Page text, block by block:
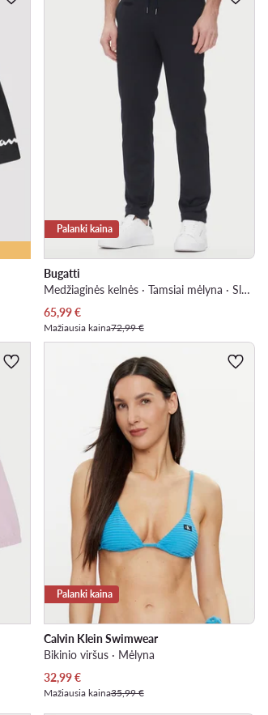
Palanki kaina
Bugatti
Medžiaginės kelnės · Tamsiai mėlyna · Slim Fit
Dabartinė kaina
65,99€
Mažiausia kaina72,99 €
Palanki kaina
Calvin Klein Swimwear
Bikinio viršus · Mėlyna
Dabartinė kaina
32,99€
Mažiausia kaina35,99 €